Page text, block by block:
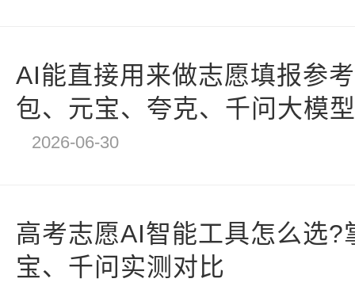
AI能直接用来做志愿填报参
包、元宝、夸克、千问大模
2026-06-30
高考志愿AI智能工具怎么选?
宝、千问实测对比